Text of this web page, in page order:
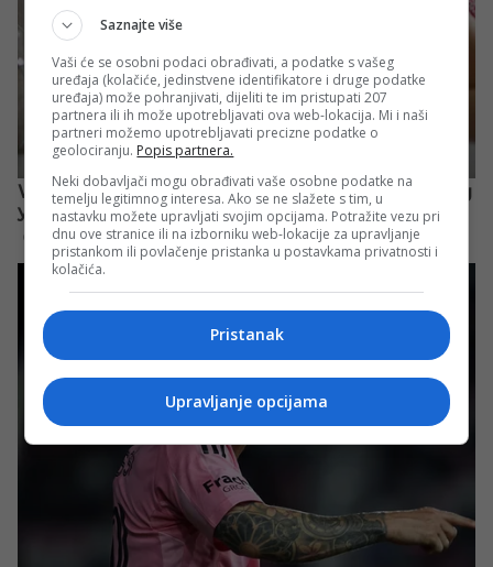
Saznajte više
Vaši će se osobni podaci obrađivati, a podatke s vašeg
uređaja (kolačiće, jedinstvene identifikatore i druge podatke
uređaja) može pohranjivati, dijeliti te im pristupati 207
partnera ili ih može upotrebljavati ova web-lokacija. Mi i naši
partneri možemo upotrebljavati precizne podatke o
geolociranju. Popis partnera.
Neki dobavljači mogu obrađivati vaše osobne podatke na
temelju legitimnog interesa. Ako se ne slažete s tim, u
nastavku možete upravljati svojim opcijama. Potražite vezu pri
dnu ove stranice ili na izborniku web-lokacije za upravljanje
pristankom ili povlačenje pristanka u postavkama privatnosti i
kolačića.
Pristanak
Upravljanje opcijama